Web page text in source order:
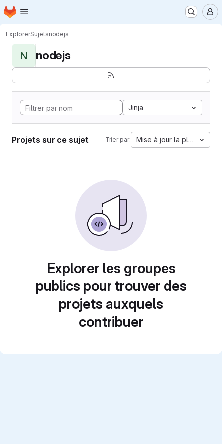
Passer au contenu principal
Page d'accueil
ExplorerSujetsnodejs
N nodejs
Jinja
Projets sur ce sujet Trier par: Mise à jour la plus
Explorer les groupes
publics pour trouver des
projets auxquels
contribuer